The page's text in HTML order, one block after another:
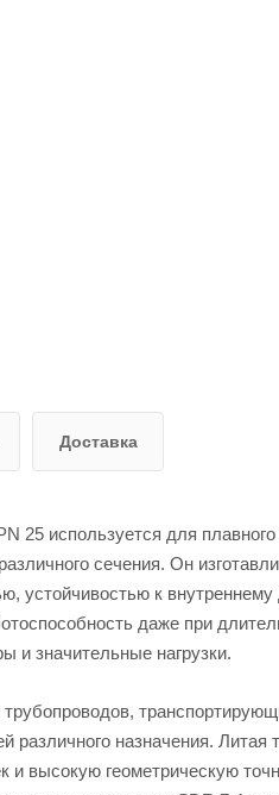
Доставка
25 используется для
сечения. Он
устойчивостью к
даже при
и значительные нагрузки.
назначения. Литая
и высокую геометрическую